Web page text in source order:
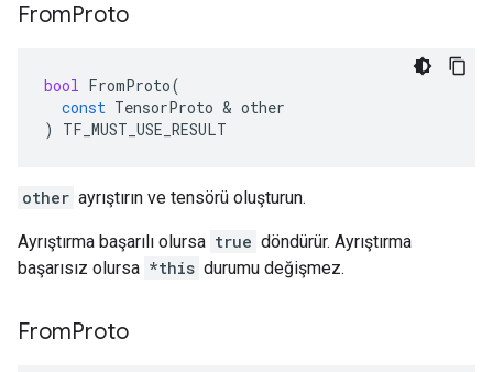
FromProto
bool FromProto(
const TensorProto & other
)
TF_MUST_USE_RESULT
other ayrıştırın ve tensörü oluşturun.
Ayrıştırma başarılı olursa true döndürür. Ayrıştırma
başarısız olursa *this durumu değişmez.
FromProto